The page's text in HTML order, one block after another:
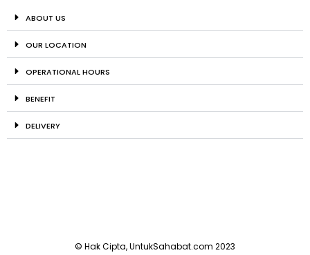
ABOUT US
OUR LOCATION
OPERATIONAL HOURS
BENEFIT
DELIVERY
© Hak Cipta, UntukSahabat.com 2023